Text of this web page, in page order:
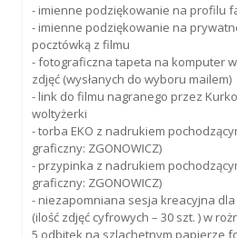
- imienne podziękowanie na profilu
- imienne podziękowanie na
pocztówką z filmu
- fotograficzna tapeta na komputer
zdjęć (wysłanych do wyboru mailem)
- link do filmu nagranego przez
woltyżerki
- torba EKO z nadrukiem
graficzny: ZGONOWICZ)
- przypinka z nadrukiem
graficzny: ZGONOWICZ)
- niezapomniana sesja kreacyjna
(ilość zdjęć cyfrowych – 30 szt. ) w
5 odbitek na szlachetnym papierze